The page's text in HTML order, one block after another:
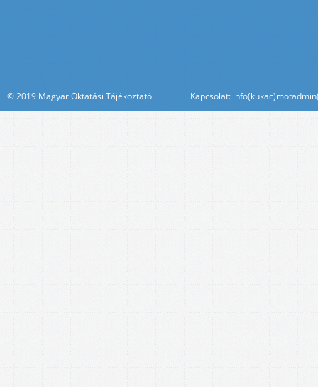
© 2019 Magyar Oktatási Tájékoztató Kapcsolat: